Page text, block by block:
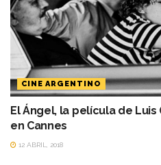
CINE ARGENTINO
El Ángel, la película de
en Cannes
12 ABRIL, 2018